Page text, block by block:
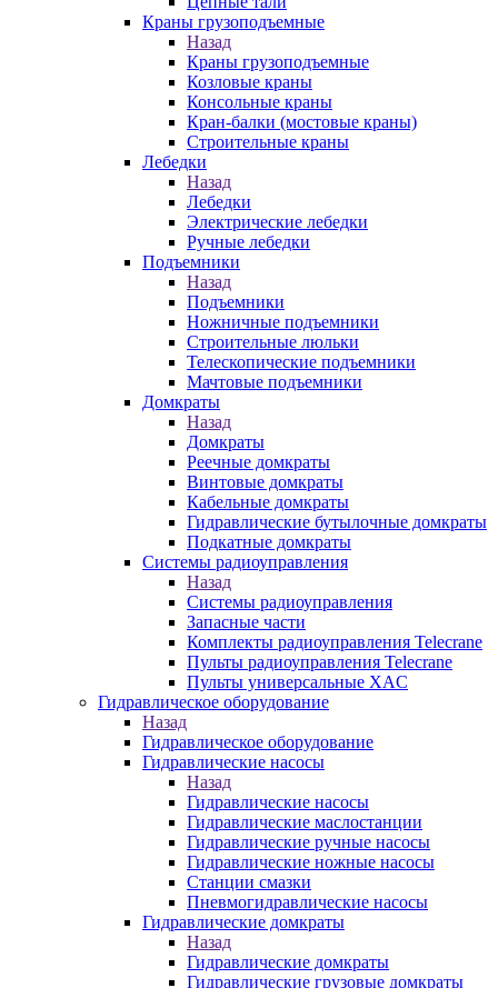
Краны грузоподъемные
Назад
Краны грузоподъемные
Козловые краны
Консольные краны
Кран-балки (мостовые краны)
Строительные краны
Лебедки
Назад
Лебедки
Электрические лебедки
Ручные лебедки
Подъемники
Назад
Подъемники
Ножничные подъемники
Строительные люльки
Телескопические подъемники
Мачтовые подъемники
Домкраты
Назад
Домкраты
Реечные домкраты
Винтовые домкраты
Кабельные домкраты
Гидравлические бутылочные домкраты
Подкатные домкраты
Системы радиоуправления
Назад
Системы радиоуправления
Запасные части
Комплекты радиоуправления Telecrane
Пульты радиоуправления Telecrane
Пульты универсальные XAC
Гидравлическое оборудование
Назад
Гидравлическое оборудование
Гидравлические насосы
Назад
Гидравлические насосы
Гидравлические маслостанции
Гидравлические ручные насосы
Гидравлические ножные насосы
Станции смазки
Пневмогидравлические насосы
Гидравлические домкраты
Назад
Гидравлические домкраты
Гидравлические грузовые домкраты